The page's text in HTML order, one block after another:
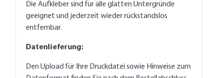
Die Aufkleber sind für alle glatten Untergründe
geeignet und jederzeit wieder rückstandslos
entfernbar.
Datenlieferung:
Den Upload für Ihre Druckdatei sowie Hinweise zum